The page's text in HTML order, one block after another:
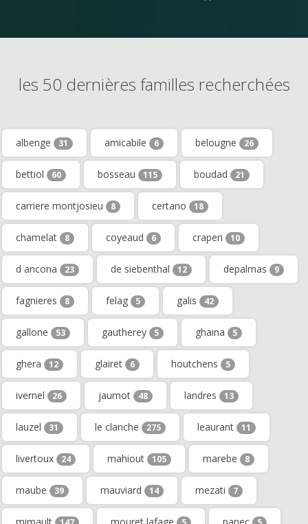
les 50 dernières familles recherchées
albenge 31 amicabile 6 belougne 26
bettiol 60 bosseau 115 boudad 21
carriere montjosieu 8 certano 18
chamelat 8 coyeaud 6 craperi 10
d ancona 23 de siebenthal 12 depalmas 9
fagnieres 8 felag 5 galis 42
gallone 53 gautherey 5 ghaina 5
ghera 12 glairet 6 houtchens 5
ivernel 26 jaumot 48 landres 13
lauzel 31 le clanche 275 leaurant 11
livertoux 24 mahiout 105 marebe 8
maube 39 mauviard 14 mezati 7